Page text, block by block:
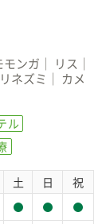
モンガ
リス
ネズミ
カメ
ル
土 日 祝